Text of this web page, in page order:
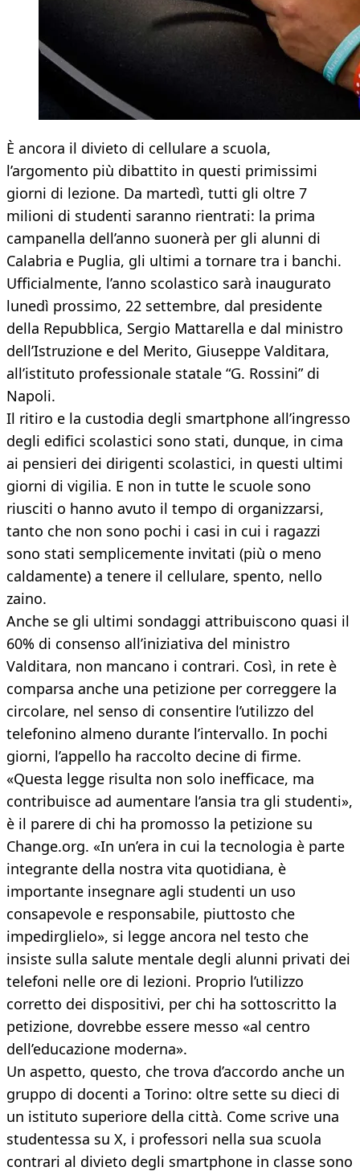
È ancora il divieto di cellulare a scuola,
l’argomento più dibattito in questi primissimi
giorni di lezione. Da martedì, tutti gli oltre 7
milioni di studenti saranno rientrati: la prima
campanella dell’anno suonerà per gli alunni di
Calabria e Puglia, gli ultimi a tornare tra i banchi.
Ufficialmente, l’anno scolastico sarà inaugurato
lunedì prossimo, 22 settembre, dal presidente
della Repubblica, Sergio Mattarella e dal ministro
dell’Istruzione e del Merito, Giuseppe Valditara,
all’istituto professionale statale “G. Rossini” di
Napoli.
Il ritiro e la custodia degli smartphone all’ingresso
degli edifici scolastici sono stati, dunque, in cima
ai pensieri dei dirigenti scolastici, in questi ultimi
giorni di vigilia. E non in tutte le scuole sono
riusciti o hanno avuto il tempo di organizzarsi,
tanto che non sono pochi i casi in cui i ragazzi
sono stati semplicemente invitati (più o meno
caldamente) a tenere il cellulare, spento, nello
zaino.
Anche se gli ultimi sondaggi attribuiscono quasi il
60% di consenso all’iniziativa del ministro
Valditara, non mancano i contrari. Così, in rete è
comparsa anche una petizione per correggere la
circolare, nel senso di consentire l’utilizzo del
telefonino almeno durante l’intervallo. In pochi
giorni, l’appello ha raccolto decine di firme.
«Questa legge risulta non solo inefficace, ma
contribuisce ad aumentare l’ansia tra gli studenti»,
è il parere di chi ha promosso la petizione su
Change.org. «In un’era in cui la tecnologia è parte
integrante della nostra vita quotidiana, è
importante insegnare agli studenti un uso
consapevole e responsabile, piuttosto che
impedirglielo», si legge ancora nel testo che
insiste sulla salute mentale degli alunni privati dei
telefoni nelle ore di lezioni. Proprio l’utilizzo
corretto dei dispositivi, per chi ha sottoscritto la
petizione, dovrebbe essere messo «al centro
dell’educazione moderna».
Un aspetto, questo, che trova d’accordo anche un
gruppo di docenti a Torino: oltre sette su dieci di
un istituto superiore della città. Come scrive una
studentessa su X, i professori nella sua scuola
contrari al divieto degli smartphone in classe sono